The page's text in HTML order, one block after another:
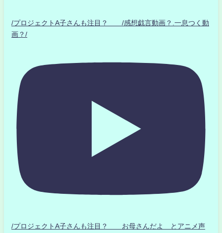
/プロジェクトA子さんも注目？ /感想戯言動画？.一息つく動
画？/
/プロジェクトA子さんも注目？ お母さんだよ とアニメ声